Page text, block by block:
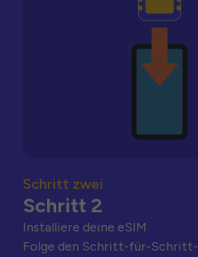
Schritt zwei
Schritt 2
Installiere deine eSIM
Folge den Schritt-für-Schritt-